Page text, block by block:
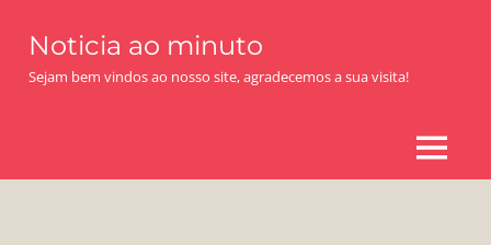
content
Noticia ao minuto
Sejam bem vindos ao nosso site, agradecemos a sua visita!
MENU